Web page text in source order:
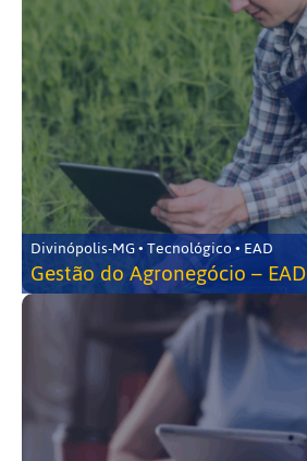
Divinópolis-MG • Tecnológico • EAD
Gestão do Agronegócio – EAD